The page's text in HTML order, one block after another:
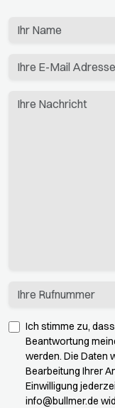
Ich stimme zu,
Beantwortung
werden. Die Daten
Bearbeitung Ihrer
Einwilligung
info@bullmer.de